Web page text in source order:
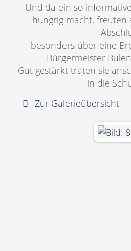
Und da ein so
hungrig macht, freuten
besonders über eine
Bürgermeister
Gut gestärkt traten sie
in die
Zur Galerieübersicht